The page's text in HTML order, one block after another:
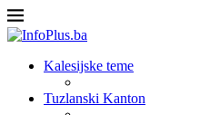
Kalesijske teme
Tuzlanski Kanton